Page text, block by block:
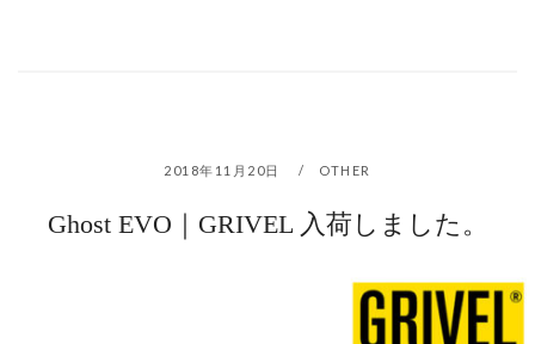
2018年11月20日 OTHER
Ghost EVO｜GRIVEL 入荷しました。